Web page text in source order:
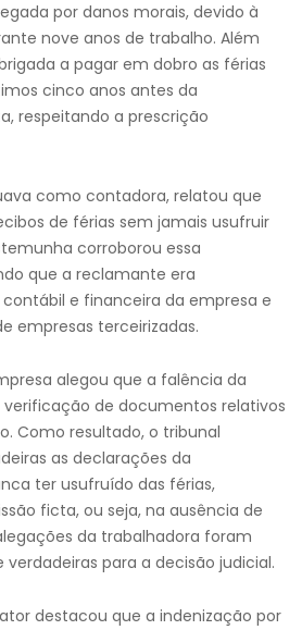
por danos morais, devido à
nove anos de trabalho. Além
a pagar em dobro as férias
cinco anos antes da
respeitando a prescrição
como contadora, relatou que
de férias sem jamais usufruir
corroborou essa
que a reclamante era
e financeira da empresa e
empresas terceirizadas.
alegou que a falência da
de documentos relativos
Como resultado, o tribunal
as declarações da
ter usufruído das férias,
ficta, ou seja, na ausência de
da trabalhadora foram
verdadeiras para a decisão judicial.
destacou que a indenização por